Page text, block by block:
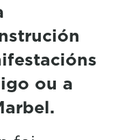
ou a